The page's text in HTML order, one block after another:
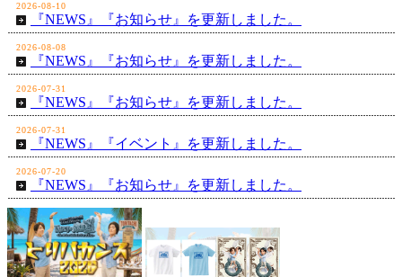
2026-08-10
『NEWS』『お知らせ』を更新しました。
2026-08-08
『NEWS』『お知らせ』を更新しました。
2026-07-31
『NEWS』『お知らせ』を更新しました。
2026-07-31
『NEWS』『イベント』を更新しました。
2026-07-20
『NEWS』『お知らせ』を更新しました。